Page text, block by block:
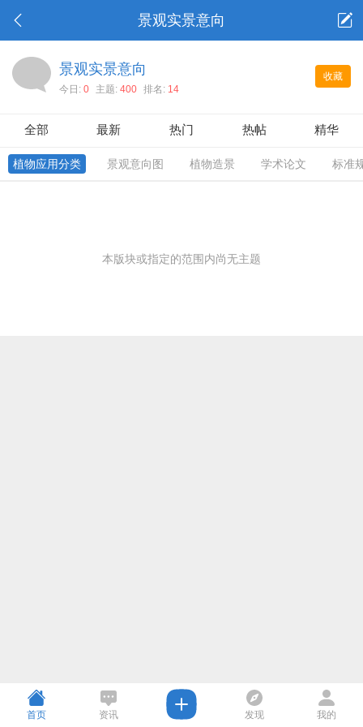
景观实景意向
收藏
景观实景意向
今日: 0 主题: 400 排名: 14
全部 最新 热门 热帖 精华
植物应用分类 景观意向图 植物造景 学术论文 标准
本版块或指定的范围内尚无主题
首页 资讯 发现 我的